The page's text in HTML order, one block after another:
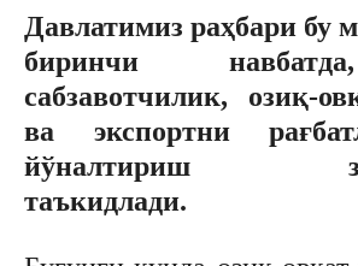
Давлатимиз раҳбари бу
биринчи
сабзавотчилик, озиқ-
ва экспортни
йўналтириш
таъкидлади.